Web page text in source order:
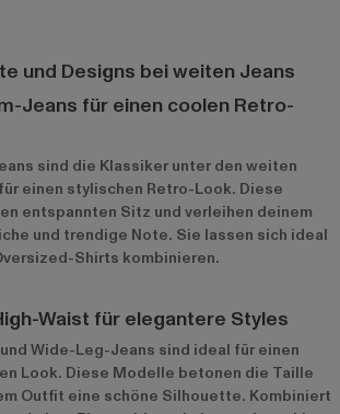
und Designs bei weiten Jeans
Jeans für einen coolen Retro-
sind die Klassiker unter den weiten
einen stylischen Retro-Look. Diese
entspannten Sitz und verleihen deinem
und trendige Note. Sie lassen sich ideal
Shirts kombinieren.
Waist für elegantere Styles
Wide-Leg-Jeans sind ideal für einen
Look. Diese Modelle betonen die Taille
Outfit eine schöne Silhouette. Kombiniert